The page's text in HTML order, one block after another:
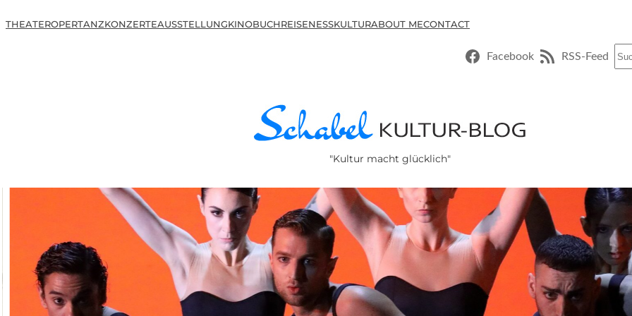
THEATEROPERTANZKONZERTEAUSSTELLUNGKINOBUCHREISENESSKULTURABOUT MECONTACT
Facebook RSS-Feed
"Kultur macht glücklich"